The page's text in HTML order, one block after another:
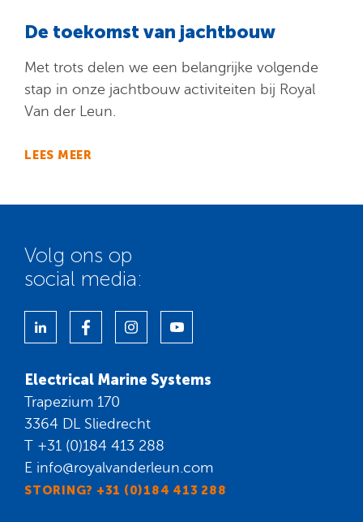
De toekomst van jachtbouw
Met trots delen we een belangrijke volgende
stap in onze jachtbouw activiteiten bij Royal
Van der Leun.
LEES MEER
Volg ons op
social media:
Electrical Marine Systems
Trapezium 170
3364 DL Sliedrecht
T +31 (0)184 413 288
E info@royalvanderleun.com
STORING? +31 (0)184 413 288